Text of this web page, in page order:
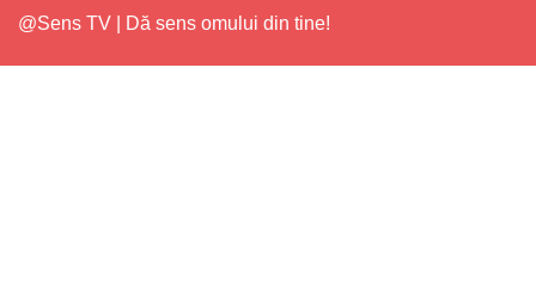
@Sens TV | Dă sens omului din tine!